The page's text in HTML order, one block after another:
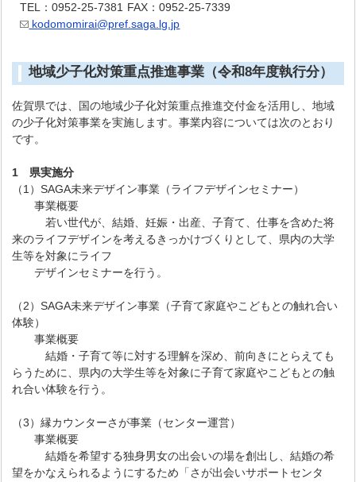
TEL：0952-25-7381 FAX：0952-25-7339
kodomomirai@pref.saga.lg.jp
地域少子化対策重点推進事業（令和8年度執行分）
佐賀県では、国の地域少子化対策重点推進交付金を活用し、地域
の少子化対策事業を実施します。事業内容については次のとおり
です。
1 県実施分
（1）SAGA未来デザイン事業（ライフデザインセミナー）
事業概要
若い世代が、結婚、妊娠・出産、子育て、仕事を含めた将
来のライフデザインを考えるきっかけづくりとして、県内の大学
生等を対象にライフ
デザインセミナーを行う。
（2）SAGA未来デザイン事業（子育て家庭やこどもとの触れ合い
体験）
事業概要
結婚・子育て等に対する理解を深め、前向きにとらえても
らうために、県内の大学生等を対象に子育て家庭やこどもとの触
れ合い体験を行う。
（3）縁カウンターさが事業（センター運営）
事業概要
結婚を希望する独身男女の出会いの場を創出し、結婚の希
望をかなえられるようにするため「さが出会いサポートセンタ